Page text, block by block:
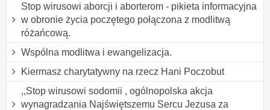
Stop wirusowi aborcji i aborterom - pikieta informacyjna
w obronie życia poczętego połączona z modlitwą
różańcową.
Wspólna modlitwa i ewangelizacja.
Kiermasz charytatywny na rzecz Hani Poczobut
,,Stop wirusowi sodomii , ogólnopolska akcja
wynagradzania Najświętszemu Sercu Jezusa za